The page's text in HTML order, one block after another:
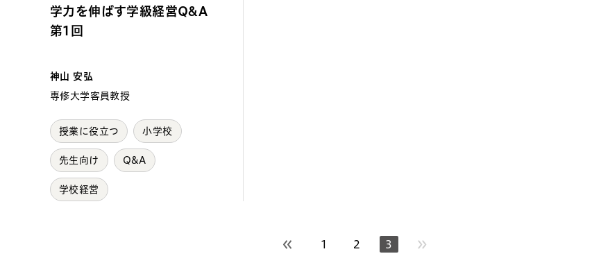
学力を伸ばす学級経営Q&A
第1回
神山 安弘
専修大学客員教授
授業に役立つ 小学校
先生向け Q&A
学校経営
前のページへ
1 2 3